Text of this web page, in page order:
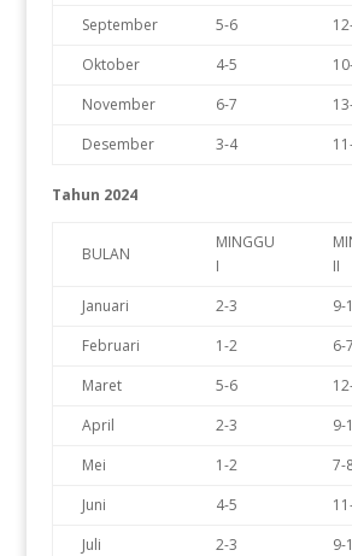
September
5-6
Oktober
4-5
November
6-7
Desember
3-4
Tahun 2024
BULAN
MINGGU
I
II
Januari
2-3 9-
Februari
1-2 6-7
Maret
5-6
April
2-3 9-
Mei
1-2 7-
Juni
4-5
Juli
2-3 9-